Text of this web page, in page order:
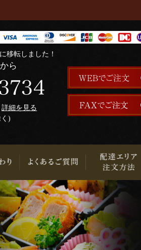
移転しました！
ら
詳細を見る
)